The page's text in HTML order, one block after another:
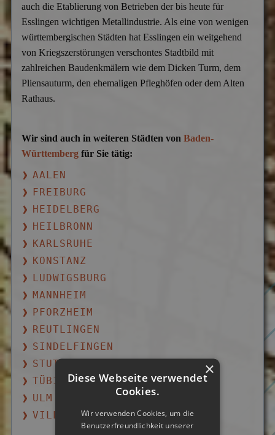
auch die Etablierung von Betrieben der bis heute für
Esslingen wichtigen Metallindustrie. Als eine von wenigen
württembergischen Städten hat Esslingen ein weitgehend
von Kriegszerstörungen verschontes Stadtbild mit
zahlreichen Baudenkmälern wie dem Dicken Turm, dem
Pliensauturm, den ehemaligen Pfleghöfen oder dem Alten
Rathaus.
Wir sind auch in weiteren Städten vonBaden-
Württemberg für Sie tätig:
AALEN
FREIBURG
HEIDELBERG
HEILBRONN
KARLSRUHE
KONSTANZ
LUDWIGSBURG
MANNHEIM
PFORZHEIM
REUTLINGEN
SINDELFINGEN
STUTTGART
TÜBINGEN
ULM
VILLINGEN-SCHWENNINGEN
×
Diese Webseite verwendet
Cookies.
Wir verwenden Cookies, um die
Benutzerfreundlichkeit unserer